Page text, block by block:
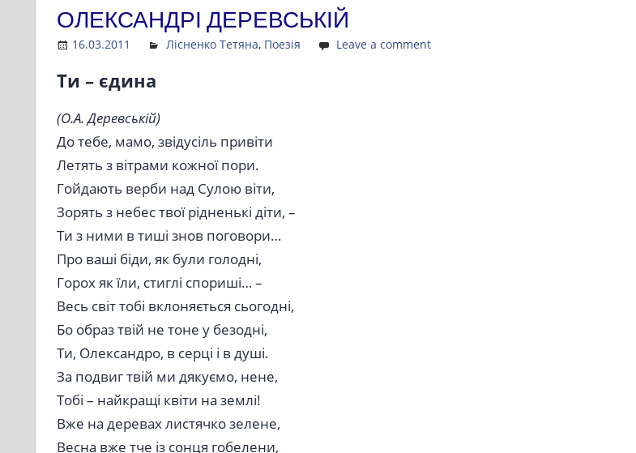
ОЛЕКСАНДРІ ДЕРЕВСЬКІЙ
16.03.2011 Admin
Лісненко Тетяна, Поезія Leave a comment
Ти – єдина
(О.А. Деревській)
До тебе, мамо, звідусіль привіти
Летять з вітрами кожної пори.
Гойдають верби над Сулою віти,
Зорять з небес твої рідненькі діти, –
Ти з ними в тиші знов поговори…
Про ваші біди, як були голодні,
Горох як їли, стиглі спориші… –
Весь світ тобі вклоняється сьогодні,
Бо образ твій не тоне у безодні,
Ти, Олександро, в серці і в душі.
За подвиг твій ми дякуємо, нене,
Тобі – найкращі квіти на землі!
Вже на деревах листячко зелене,
Весна вже тче із сонця гобелени,